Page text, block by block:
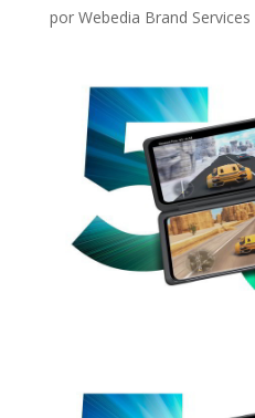
por Webedia Brand Services